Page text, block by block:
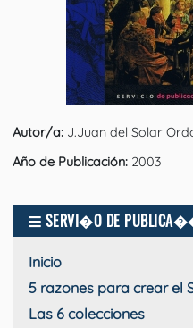
Autor/a: J.Juan del Solar
Año de Publicación: 2003
SERVI�O DE
Inicio
5 razones para crear el
Las 6 colecciones